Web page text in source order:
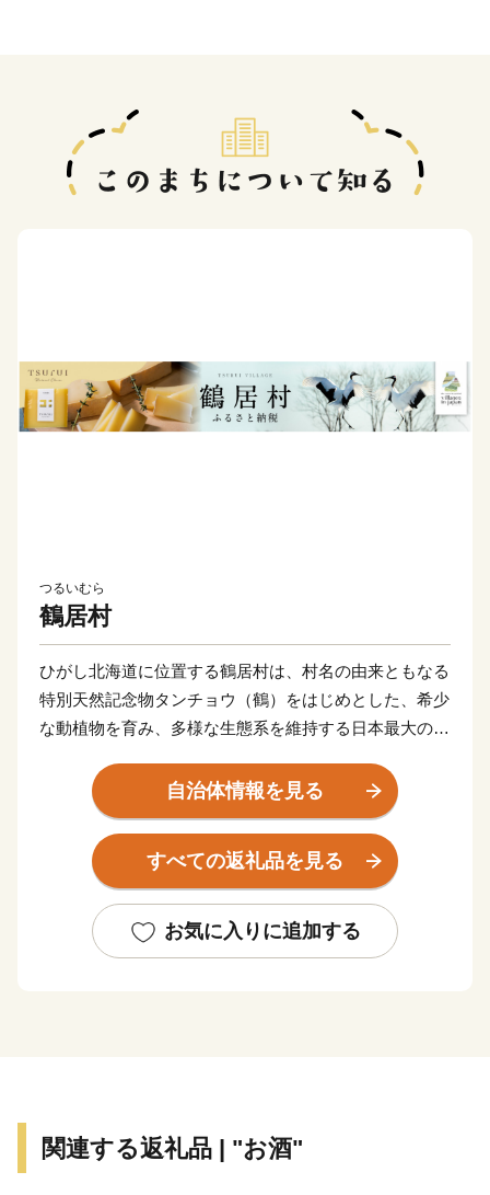
つるいむら
鶴居村
ひがし北海道に位置する鶴居村は、村名の由来ともなる
特別天然記念物タンチョウ（鶴）をはじめとした、希少
な動植物を育み、多様な生態系を維持する日本最大の湿
酪農を主産業とし、農業生産基盤の整備や酪農経営の近
代化などに取り組みながら、北国・北海道で国内の食料
自給確保のため、地域を挙げて良質な生乳生産に努めて
ラルチーズは、村の特産品となっています。
村の最大の魅力は、その「美しさ」です。雄大な自然に
自治体情報を見る
すべての返礼品を見る
お気に入りに追加する
関連する返礼品 | "お酒"